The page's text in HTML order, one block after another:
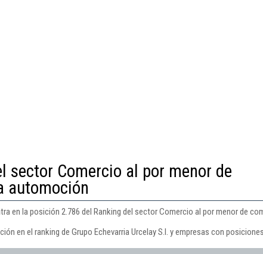
sector Comercio al por menor de
automoción
en la posición 2.786 del Ranking del sector Comercio al por menor de
en el ranking de Grupo Echevarria Urcelay S.l. y empresas con